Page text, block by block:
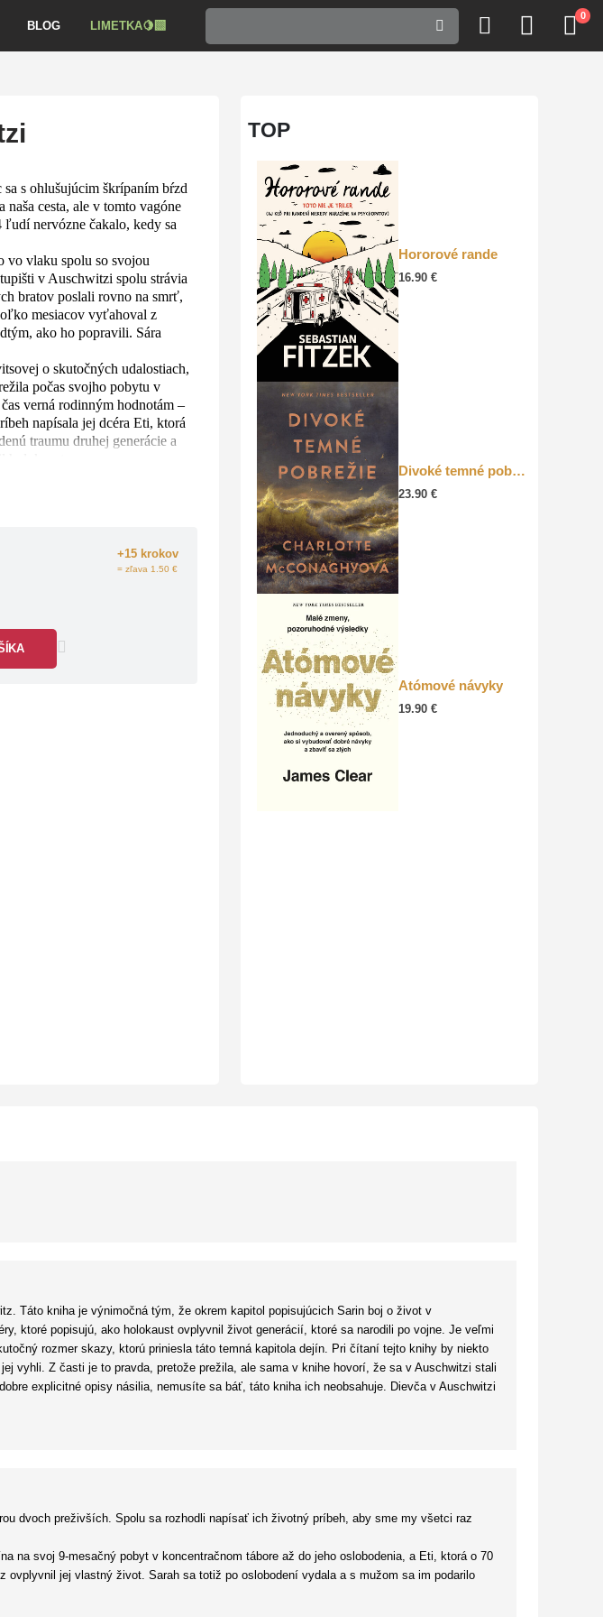
BLOG LIMETKA🍋‍🟩
0
s ohlušujúcim škrípaním bŕzd
naša cesta, ale v tomto vagóne
nervózne čakalo, kedy sa
vo vlaku spolu so svojou
v Auschwitzi spolu strávia
bratov poslali rovno na smrť,
mesiacov vyťahoval z
ako ho popravili. Sára
o skutočných udalostiach,
počas svojho pobytu v
verná rodinným hodnotám –
napísala jej dcéra Eti, ktorá
traumu druhej generácie a
holokaust.
+15 krokov
= zľava 1.50 €
TOP
Hororové rande
16.90 €
Divoké temné pobrežie
23.90 €
Atómové návyky
19.90 €
Táto kniha je výnimočná tým, že okrem kapitol popisujúcich Sarin boj o život v
ktoré popisujú, ako holokaust ovplyvnil život generácií, ktoré sa narodili po vojne. Je veľmi
rozmer skazy, ktorú priniesla táto temná kapitola dejín. Pri čítaní tejto knihy by niekto
vyhli. Z časti je to pravda, pretože prežila, ale sama v knihe hovorí, že sa v Auschwitzi stali
explicitné opisy násilia, nemusíte sa báť, táto kniha ich neobsahuje. Dievča v Auschwitzi
dvoch preživších. Spolu sa rozhodli napísať ich životný príbeh, aby sme my všetci raz
na svoj 9-mesačný pobyt v koncentračnom tábore až do jeho oslobodenia, a Eti, ktorá o 70
jej vlastný život. Sarah sa totiž po oslobodení vydala a s mužom sa im podarilo